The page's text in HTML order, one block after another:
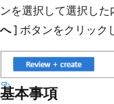
ンを選択して選択し
へ] ボタンをクリック
基本事項